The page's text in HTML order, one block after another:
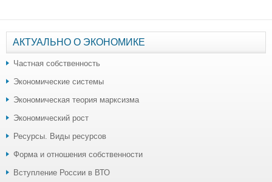
АКТУАЛЬНО О ЭКОНОМИКЕ
Частная собственность
Экономические системы
Экономическая теория марксизма
Экономический рост
Ресурсы. Виды ресурсов
Форма и отношения собственности
Вступление России в ВТО